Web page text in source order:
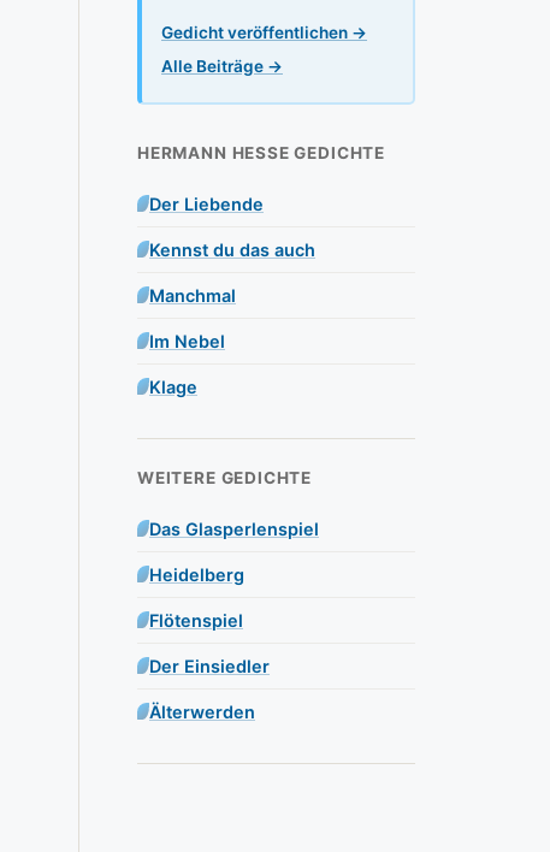
Gedicht veröffentlichen →
Alle Beiträge →
HERMANN HESSE GEDICHTE
Der Liebende
Kennst du das auch
Manchmal
Im Nebel
Klage
WEITERE GEDICHTE
Das Glasperlenspiel
Heidelberg
Flötenspiel
Der Einsiedler
Älterwerden